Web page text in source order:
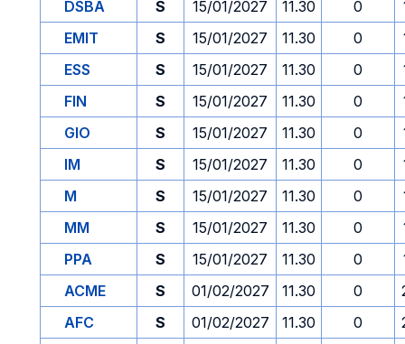
DSBA
S 15/01/2027 11.30 0
EMIT
S 15/01/2027 11.30 0
ESS
S 15/01/2027 11.30 0
FIN
S 15/01/2027 11.30 0
GIO
S 15/01/2027 11.30 0
IM
S 15/01/2027 11.30 0
M
S 15/01/2027 11.30 0
MM
S 15/01/2027 11.30 0
PPA
S 15/01/2027 11.30 0
ACME
S 01/02/2027 11.30 0
AFC
S 01/02/2027 11.30 0